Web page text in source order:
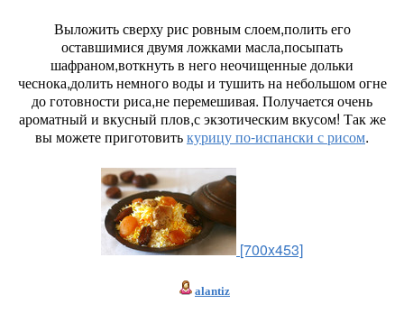
Выложить сверху рис ровным слоем,полить его
оставшимися двумя ложками масла,посыпать
шафраном,воткнуть в него неочищенные дольки
чеснока,долить немного воды и тушить на небольшом огне
до готовности риса,не перемешивая. Получается очень
ароматный и вкусный плов,с экзотическим вкусом! Так же
вы можете приготовитькурицу по-испански с рисом.
[700x453]
alantiz